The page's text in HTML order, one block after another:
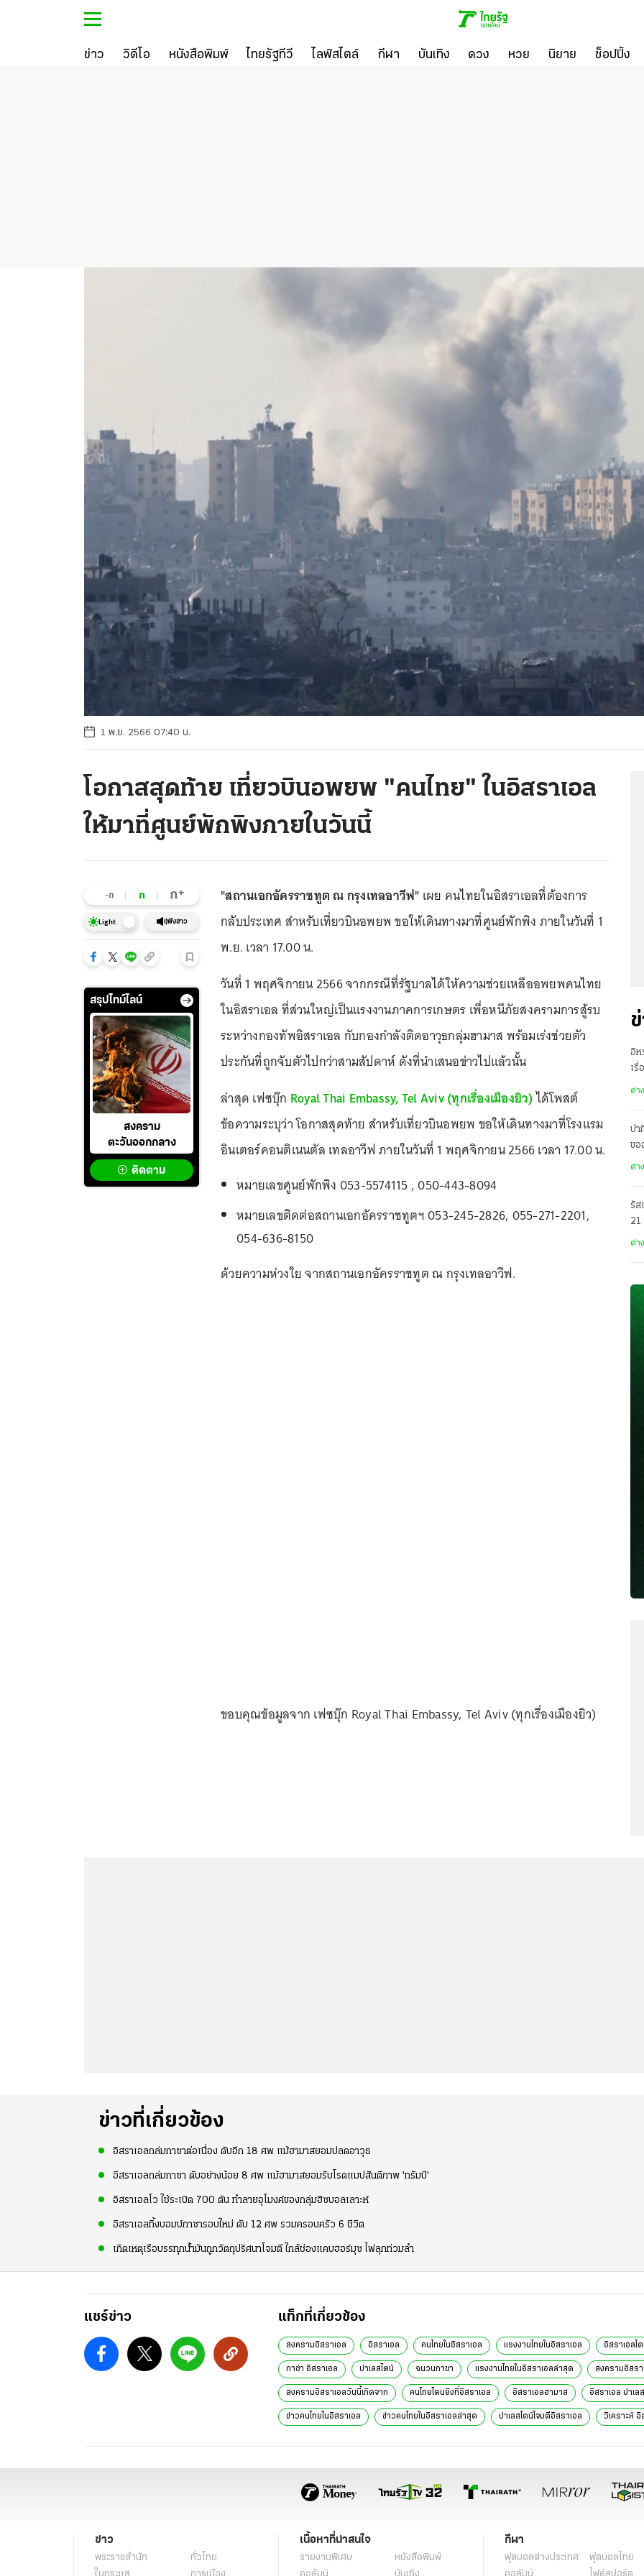
ข่าว วิดีโอ หนังสือพิมพ์ ไทยรัฐทีวี ไลฟ์สไตล์ กีฬา บันเทิง ดวง หวย นิยาย ช็อปปิ้ง
1 พ.ย. 2566 07:40 น.
โอกาสสุดท้าย เที่ยวบินอพยพ "คนไทย" ในอิสราเอล
ให้มาที่ศูนย์พักพิงภายในวันนี้
-ก ก ก+
Light ฟังข่าว
สรุปไทม์ไลน์
สงคราม
ตะวันออกกลาง
ติดตาม
"สถานเอกอัครราชทูต ณ กรุงเทลอาวีฟ" เผย คนไทยในอิสราเอลที่ต้องการ
กลับประเทศ สำหรับเที่ยวบินอพยพ ขอให้เดินทางมาที่ศูนย์พักพิง ภายในวันที่ 1
พ.ย. เวลา 17.00 น.
วันที่ 1 พฤศจิกายน 2566 จากกรณีที่รัฐบาลได้ให้ความช่วยเหลืออพยพคนไทย
ในอิสราเอล ที่ส่วนใหญ่เป็นแรงงานภาคการเกษตร เพื่อหนีภัยสงครามการสู้รบ
ระหว่างกองทัพอิสราเอล กับกองกำลังติดอาวุธกลุ่มฮามาส พร้อมเร่งช่วยตัว
ประกันที่ถูกจับตัวไปกว่าสามสัปดาห์ ดังที่นำเสนอข่าวไปแล้วนั้น
ล่าสุด เฟซบุ๊ก Royal Thai Embassy, Tel Aviv (ทุกเรื่องเมืองยิว)ได้โพสต์
ข้อความระบุว่า โอกาสสุดท้าย สำหรับเที่ยวบินอพยพ ขอให้เดินทางมาที่โรงแรม
อินเตอร์คอนติเนนตัล เทลอาวีฟ ภายในวันที่ 1 พฤศจิกายน 2566 เวลา 17.00 น.
หมายเลขศูนย์พักพิง 053-5574115 , 050-443-8094
หมายเลขติดต่อสถานเอกอัครราชทูตฯ 053-245-2826, 055-271-2201,
054-636-8150
ด้วยความห่วงใย จากสถานเอกอัครราชทูต ณ กรุงเทลอาวีฟ.
ขอบคุณข้อมูลจาก เฟซบุ๊ก Royal Thai Embassy, Tel Aviv (ทุกเรื่องเมืองยิว)
อิห
เรื่
ต่า
ปา
ขอ
เ
ต่า
รัส
ต่า
ข่าวที่เกี่ยวข้อง
อิสราเอลถล่มกาซาต่อเนื่อง ดับอีก 18 ศพ แม้ฮามาสยอมปลดอาวุธ
อิสราเอลถล่มกาซา ดับอย่างน้อย 8 ศพ แม้ฮามาสยอมรับโรดแมปสันติภาพ 'ทรัมป์'
อิสราเอลโว ใช้ระเบิด 700 ตัน ทำลายอุโมงค์ของกลุ่มฮิซบอลเลาะห์
อิสราเอลทิ้งบอมบ์กาซารอบใหม่ ดับ 12 ศพ รวมครอบครัว 6 ชีวิต
เกิดเหตุเรือบรรทุกน้ำมันถูกวัตถุปริศนาโจมตี ใกล้ช่องแคบฮอร์มุซ ไฟลุกท่วมลำ
แชร์ข่าว แท็กที่เกี่ยวข้อง
สงครามอิสราเอล อิสราเอล คนไทยในอิสราเอล แรงงานไทยในอิสราเอล อิสราเอลโ
กาซ่า อิสราเอล ปาเลสไตน์ ฉนวนกาซา แรงงานไทยในอิสราเอลล่าสุด สงครามอิสร
สงครามอิสราเอลวันนี้เกิดจาก คนไทยโดนยิงที่อิสราเอล อิสราเอลฮามาส อิสราเอล ปาเล
ข่าวคนไทยในอิสราเอล ข่าวคนไทยในอิสราเอลล่าสุด ปาเลสไตน์โจมตีอิสราเอล วิเคราะห์ อิ
ข่าว
พระราชสำนัก
ทั่วไทย
เนื้อหาที่น่าสนใจ
รายงานพิเศษ
หนังสือพิมพ์
กีฬา
ฟุตบอลต่่างประเทศ
ฟุตบอลไทย